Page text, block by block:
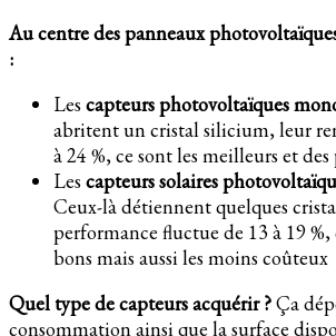
Au centre des panneaux
:
Les capteurs photovoltaïques
abritent un cristal silicium, leur
à 24 %, ce sont les meilleurs et
Les capteurs solaires
Ceux-là détiennent quelques
performance fluctue de 13 à 19 %,
bons mais aussi les moins coûteux
Quel type de capteurs acquérir ?Ça
consommation ainsi que la surface